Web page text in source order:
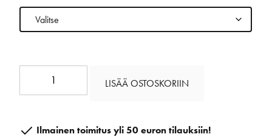
määrä
LISÄÄ OSTOSKORIIN
Ilmainen toimitus yli 50 euron tilauksiin!